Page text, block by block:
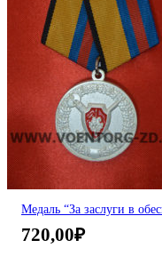
Медаль “За заслуги в
720,00₽